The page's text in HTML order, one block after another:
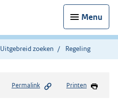
Menu
Uitgebreid zoeken Regeling
Permalink Printen